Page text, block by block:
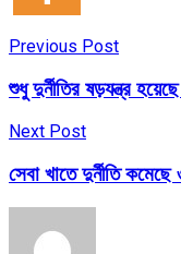
Previous Post
শুধু দুর্নীতির ষড়যন্ত্র
Next Post
সেবা খাতে দুর্নীতি